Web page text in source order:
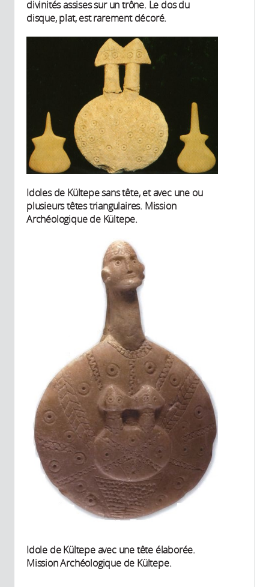
divinités assises sur un trône. Le dos du
disque, plat, est rarement décoré.
Idoles de Kültepe sans tête, et avec une ou
plusieurs têtes triangulaires. Mission
Archéologique de Kültepe.
Idole de Kültepe avec une tête élaborée.
Mission Archéologique de Kültepe.